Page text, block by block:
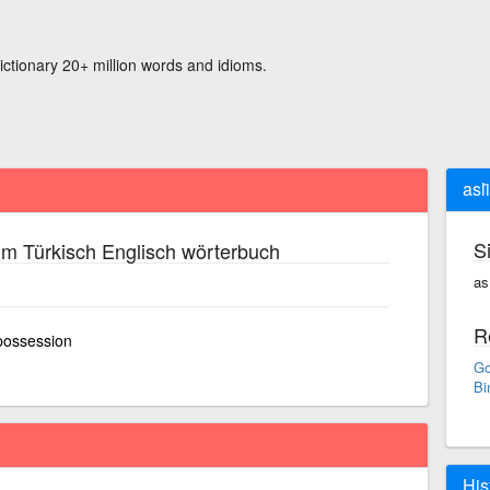
20+ million words and idioms.
Türkisch Englisch wörterbuch